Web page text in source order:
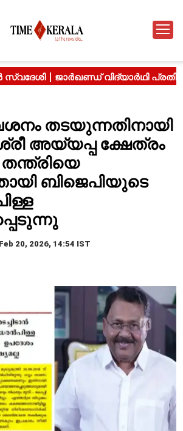
തടയുന്നതിനായി
അയ്യപ്പ ക്ഷേത്രം
തന്ത്രിയെ
ബിജെപിയുടെ
Feb 20, 2026, 14:54 IST